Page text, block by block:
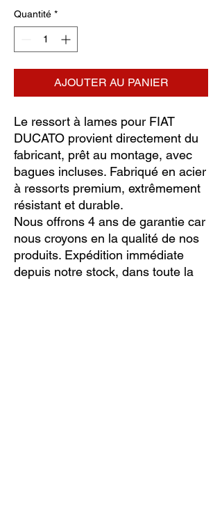
Quantité *
AJOUTER AU PANIER
Le ressort à lames pour FIAT
DUCATO provient directement du
fabricant, prêt au montage, avec
bagues incluses. Fabriqué en acier
à ressorts premium, extrêmement
résistant et durable.
Nous offrons 4 ans de garantie car
nous croyons en la qualité de nos
produits. Expédition immédiate
depuis notre stock, dans toute la